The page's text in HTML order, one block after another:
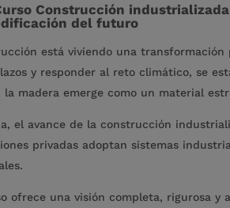
Construcción
del futuro
está viviendo una
y responder al reto climático, se
la madera emerge como un material
el avance de la construcción
privadas adoptan sistemas
ofrece una visión completa, rigurosa